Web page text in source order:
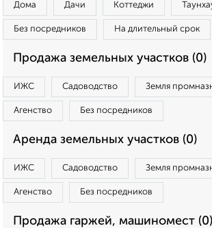
Дома Дачи Коттеджи
Без посредников На длительный срок
Продажа земельных участков (0)
ИЖС Садоводство Земля
Агенство Без посредников
Аренда земельных участков (0)
ИЖС Садоводство Земля
Агенство Без посредников
Продажа гаржей, машиномест (0)